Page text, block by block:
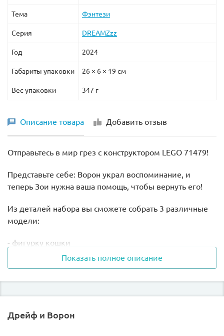
Тема Фэнтези
Серия DREAMZzz
Год 2024
Габариты упаковки 26 × 6 × 19 см
Вес упаковки 347 г
Описание товара Добавить отзыв
Отправьтесь в мир грез с конструктором LEGO 71479!
Представьте себе: Ворон украл воспоминание, и
теперь Зои нужна ваша помощь, чтобы вернуть его!
Из деталей набора вы сможете собрать 3 различные
модели:
- фигурку кошки
отбивается от него. Какой путь выберете вы?
Показать полное описание
Дрейф и Ворон